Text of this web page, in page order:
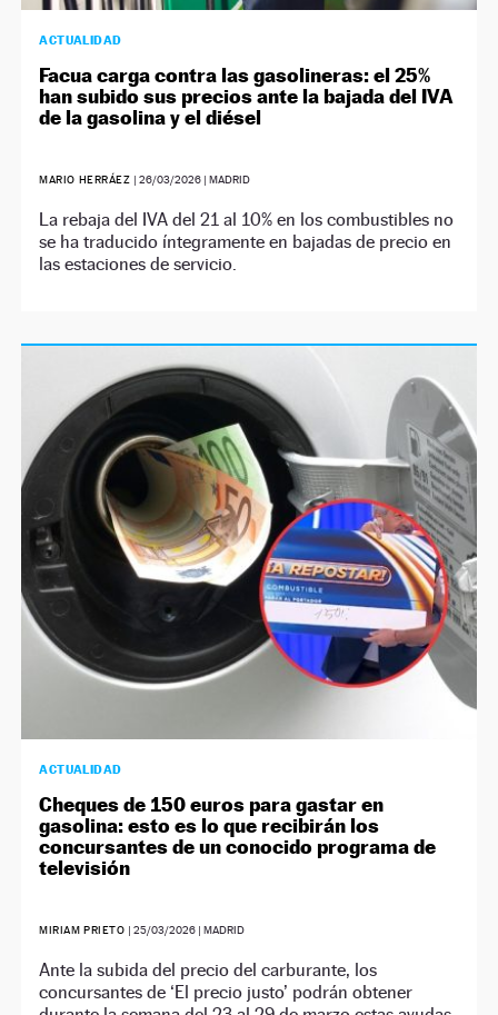
ACTUALIDAD
Facua carga contra las gasolineras: el 25%
han subido sus precios ante la bajada del IVA
de la gasolina y el diésel
MARIO HERRÁEZ | 26/03/2026| MADRID
La rebaja del IVA del 21 al 10% en los combustibles no
se ha traducido íntegramente en bajadas de precio en
las estaciones de servicio.
ACTUALIDAD
Cheques de 150 euros para gastar en
gasolina: esto es lo que recibirán los
concursantes de un conocido programa de
televisión
MIRIAM PRIETO | 25/03/2026| MADRID
Ante la subida del precio del carburante, los
concursantes de ‘El precio justo’ podrán obtener